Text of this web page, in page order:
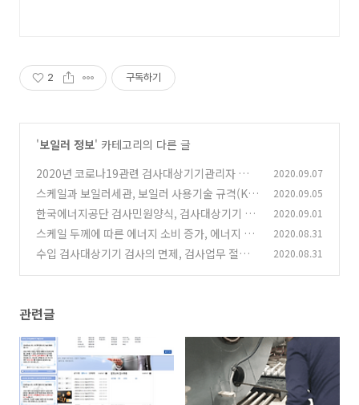
2 구독하기
'보일러 정보' 카테고리의 다른 글
2020년 코로나19관련 검사대상기기관리자 법정
교육 및 양성교육 취소 공지, 한국에너지기술인
협회
(0)
2020.09.07
스케일과 보일러세관, 보일러 사용기술 규격(KB
O) (0)
2020.09.05
한국에너지공단 검사민원양식, 검사대상기기 민
원업무에 필요한 서식자료
(0)
2020.09.01
스케일 두께에 따른 에너지 소비 증가, 에너지 절
감!
(0)
2020.08.31
수입 검사대상기기 검사의 면제, 검사업무 절차 2020.08.31
관련글